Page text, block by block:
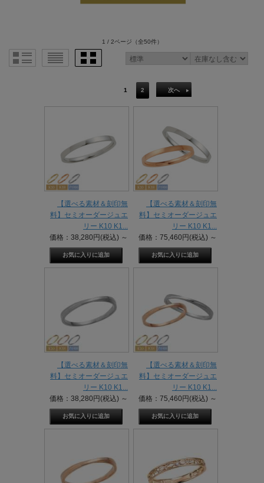
1 / 2ページ （全50件）
1 2 次へ
【選べる素材＆刻印無
料】セミオーダージュエ
リー K10 K1...
価格：38,280円(税込) ～
【選べる素材＆刻印無
料】セミオーダージュエ
リー K10 K1...
価格：75,460円(税込) ～
【選べる素材＆刻印無
料】セミオーダージュエ
リー K10 K1...
価格：38,280円(税込) ～
【選べる素材＆刻印無
料】セミオーダージュエ
リー K10 K1...
価格：75,460円(税込) ～